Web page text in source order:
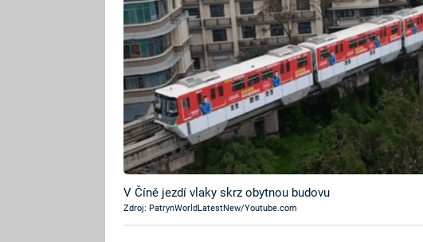
V Číně jezdí vlaky skrz obytnou budovu
Zdroj: PatrynWorldLatestNew/Youtube.com